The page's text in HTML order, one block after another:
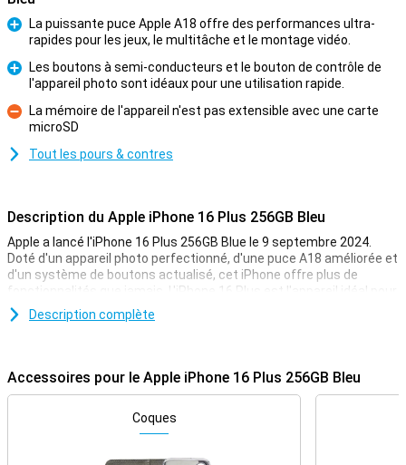
Pour
La puissante puce Apple A18 offre des performances ultra-
rapides pour les jeux, le multitâche et le montage vidéo.
Pour
Les boutons à semi-conducteurs et le bouton de contrôle de
l'appareil photo sont idéaux pour une utilisation rapide.
Contre
La mémoire de l'appareil n'est pas extensible avec une carte
microSD
Tout les pours & contres
Description du Apple iPhone 16 Plus 256GB Bleu
Apple a lancé l'iPhone 16 Plus 256GB Blue le 9 septembre 2024.
Doté d'un appareil photo perfectionné, d'une puce A18 améliorée et
d'un système de boutons actualisé, cet iPhone offre plus de
fonctionnalités que jamais. L'iPhone 16 Plus est l'appareil idéal pour
les utilisateurs à la recherche d'un grand iPhone doté des dernières
technologies, sans le prix élevé des modèles Pro. Vous préférez un
un peu plus petit.
Écran amélioré et design épuré
L'iPhone 16 Plus est doté du même écran de 6,7 pouces que
Description complète
Accessoires pour le Apple iPhone 16 Plus 256GB Bleu
Coques